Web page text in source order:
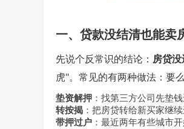
一、贷款没结清也能卖
先说个反常识的结论： 房贷
虎"。常见的有两种做法：要
垫资解押 ：找第三方公司先垫
转按揭 ：把房贷转给新买家继
带押过户 ：最近两年有些城市